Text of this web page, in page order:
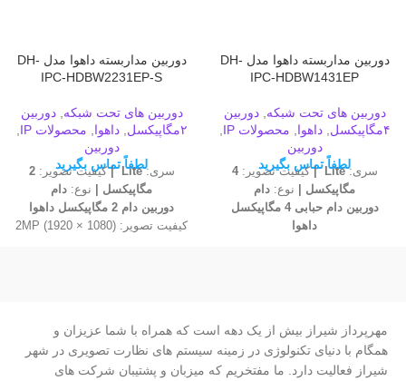
دوربین مداربسته داهوا مدل DH-
IPC-HDBW1431EP
دوربین های تحت شبکه,دوربین
۴مگاپیکسل
,داهوا, محصولات IP
,
دوربین
لطفاً تماس بگیریدسری:Lite | کیفیت تصویر: 4
مگاپیکسل | نوع: دام
دوربین دام حبابی 4 مگاپیکسل
داهوا
progresive CMOS
تکنولوژی‌های بهبود کیفیت تصویر: ·
WDR(120dB), Day/Night(ICR),
دوربین مداربسته داهوا مدل DH-
IPC-HDBW2231EP-S
دوربین های تحت شبکه,دوربین
۲مگاپیکسل
,داهوا, محصولات IP
,
دوربین
لطفاً تماس بگیریدسری:Lite | کیفیت تصویر: 2
مگاپیکسل | نوع: دام
دوربین دام 2 مگاپیکسل داهوا
کیفیت تصویر: 2MP (1920 × 1080)
دید در شب: برد 30 متر، Built-in IR
LED
جنس بدنه: فلز
مهرپرداز شیراز بیش از یک دهه است که همراه با شما عزیزان و
همگام با دنیای تکنولوژی در زمینه سیستم های نظارت تصویری در شهر
شیراز فعالیت دارد. ما مفتخریم که میزبان و پشتیبان شرکت های